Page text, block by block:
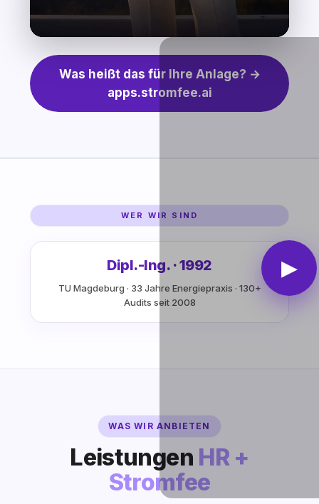
▶
Was heißt das für Ihre Anlage? →
apps.stromfee.ai
WER WIR SIND
Dipl.-Ing. · 1992
TU Magdeburg · 33 Jahre Energiepraxis · 130+
Audits seit 2008
WAS WIR ANBIETEN
Leistungen HR +
Stromfee